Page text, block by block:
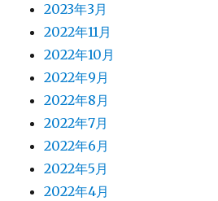
2023年3月
2022年11月
2022年10月
2022年9月
2022年8月
2022年7月
2022年6月
2022年5月
2022年4月